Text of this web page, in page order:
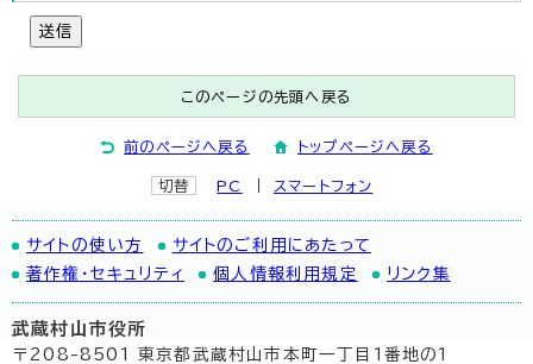
送信
このページの先頭へ戻る
前のページへ戻る トップページへ戻る
切替 PC スマートフォン
サイトの使い方
サイトのご利用にあたって
著作権・セキュリティ
個人情報利用規定 リンク集
武蔵村山市役所
〒208-8501 東京都武蔵村山市本町一丁目1番地の1